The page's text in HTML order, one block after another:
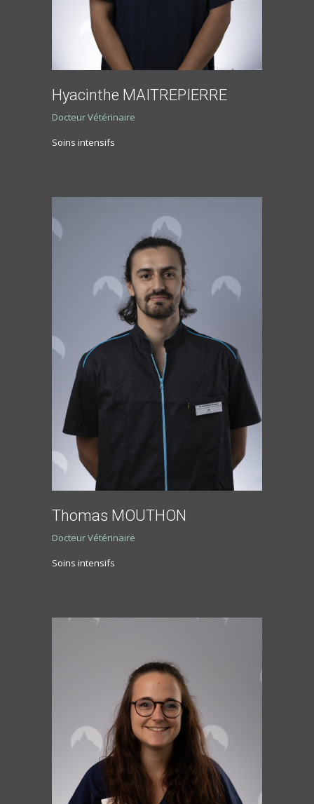
Hyacinthe MAITREPIERRE
Docteur Vétérinaire
Soins intensifs
Thomas MOUTHON
Docteur Vétérinaire
Soins intensifs